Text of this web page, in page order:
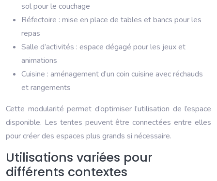
sol pour le couchage
Réfectoire : mise en place de tables et bancs pour les
repas
Salle d’activités : espace dégagé pour les jeux et
animations
Cuisine : aménagement d’un coin cuisine avec réchauds
et rangements
Cette modularité permet d’optimiser l’utilisation de l’espace
disponible. Les tentes peuvent être connectées entre elles
pour créer des espaces plus grands si nécessaire.
Utilisations variées pour
différents contextes